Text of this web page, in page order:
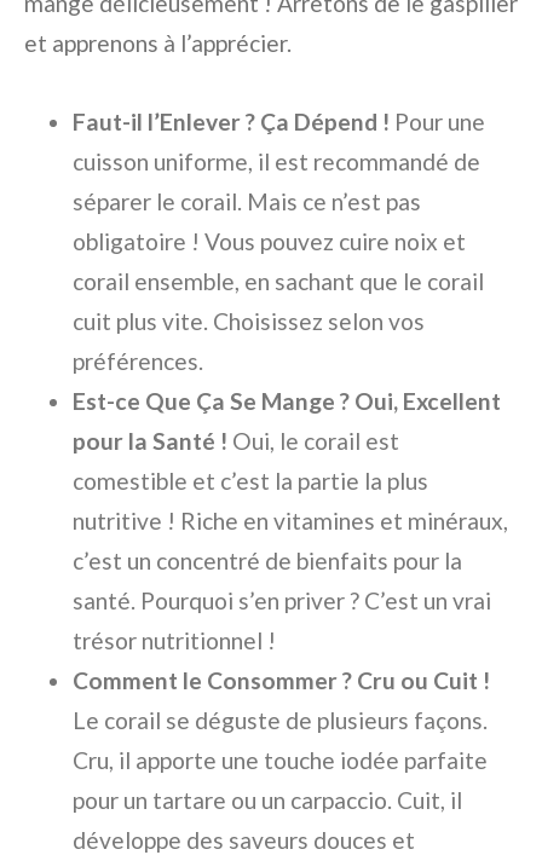
et apprenons à l’apprécier.
Faut-il l’Enlever ? Ça Dépend ! Pour une
cuisson uniforme, il est recommandé de
séparer le corail. Mais ce n’est pas
obligatoire ! Vous pouvez cuire noix et
corail ensemble, en sachant que le corail
cuit plus vite. Choisissez selon vos
préférences.
Est-ce Que Ça Se Mange ? Oui, Excellent
pour la Santé ! Oui, le corail est
comestible et c’est la partie la plus
nutritive ! Riche en vitamines et minéraux,
c’est un concentré de bienfaits pour la
santé. Pourquoi s’en priver ? C’est un vrai
trésor nutritionnel !
Comment le Consommer ? Cru ou Cuit !
Le corail se déguste de plusieurs façons.
Cru, il apporte une touche iodée parfaite
pour un tartare ou un carpaccio. Cuit, il
développe des saveurs douces et